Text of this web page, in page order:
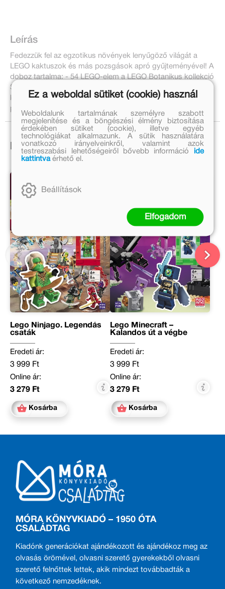
Leírás
Fedezzük fel az egzotikus növények lenyűgöző világát a
LEGO kaktuszok és más pozsgások apró gyűjteményével! A
doboz tartalma: - 54 LEGO-elem a LEGO Botanikus kollekció
Sivatagi kert kert modelljének megalkotásához - ismertető
könyv a készletben megépíthető kaktuszokról és
pozsgásokról - építési útmutató
Ezek is érdekelhetnek!
Lego Ninjago. Legendás
csaták
Eredeti ár:
3 999 Ft
Online ár:
3 279 Ft
Kosárba
Lego Minecraft –
Kalandos út a végbe
Eredeti ár:
3 999 Ft
Online ár:
3 279 Ft
Kosárba
MÓRA KÖNYVKIADÓ – 1950 ÓTA
CSALÁDTAG
Kiadónk generációkat ajándékozott és ajándékoz meg az
olvasás örömével, olvasni szerető gyerekekből olvasni
szerető felnőttek lettek, akik mindezt továbbadták a
következő nemzedéknek.
Ez a weboldal sütiket (cookie) használ
Weboldalunk tartalmának személyre szabott
megjelenítése és a böngészési élmény biztosítása
érdekében sütiket (cookie), illetve egyéb
technológiákat alkalmazunk. A sütik használatára
vonatkozó irányelveinkről, valamint azok
testreszabási lehetőségeiről bővebb információ
ide
kattintvaérhető el.
Beállítások
Elfogadom